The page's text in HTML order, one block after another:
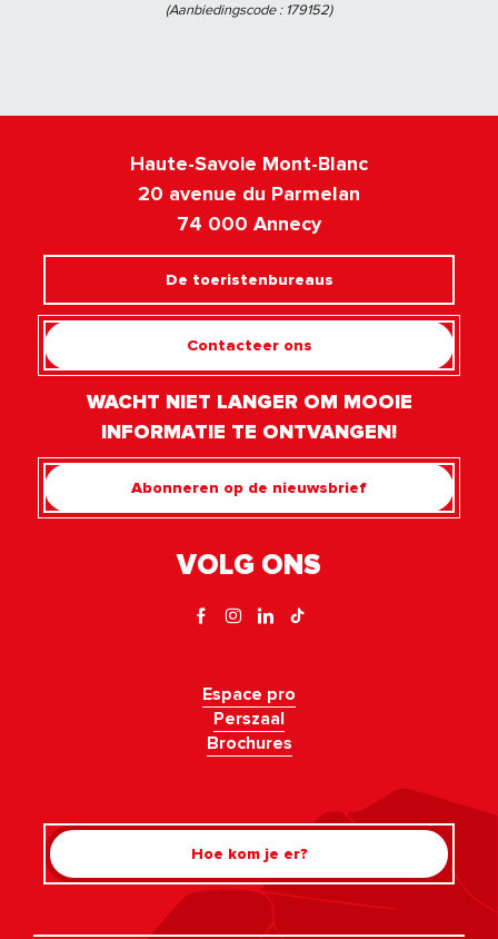
(Aanbiedingscode : 179152)
Haute-Savoie Mont-Blanc
20 avenue du Parmelan
74 000 Annecy
De toeristenbureaus
Contacteer ons
WACHT NIET LANGER OM MOOIE
INFORMATIE TE ONTVANGEN!
Abonneren op de nieuwsbrief
VOLG ONS
Espace pro
Perszaal
Brochures
Hoe kom je er?